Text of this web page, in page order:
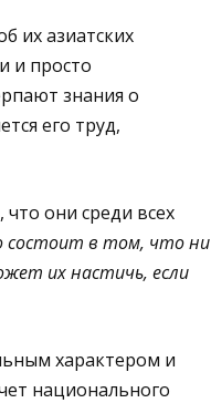
их азиатских
и просто
знания о
его труд,
что они среди всех
состоит в том, что ни
их настичь, если
характером и
национального